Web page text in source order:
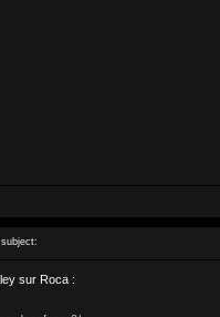
sur Roca :